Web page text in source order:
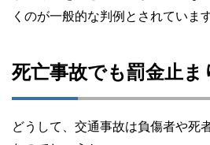
くのが一般的な判例とされています
死亡事故でも罰金止ま
どうして、交通事故は負傷者や死